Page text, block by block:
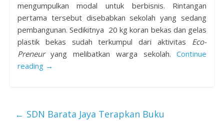
mengumpulkan modal untuk berbisnis. Rintangan
pertama tersebut disebabkan sekolah yang sedang
pembangunan. Sedikitnya 20 kg koran bekas dan gelas
plastik bekas sudah terkumpul dari aktivitas Eco-
Preneuryang melibatkan warga sekolah.Continue
reading →
← SDN Barata Jaya Terapkan Buku